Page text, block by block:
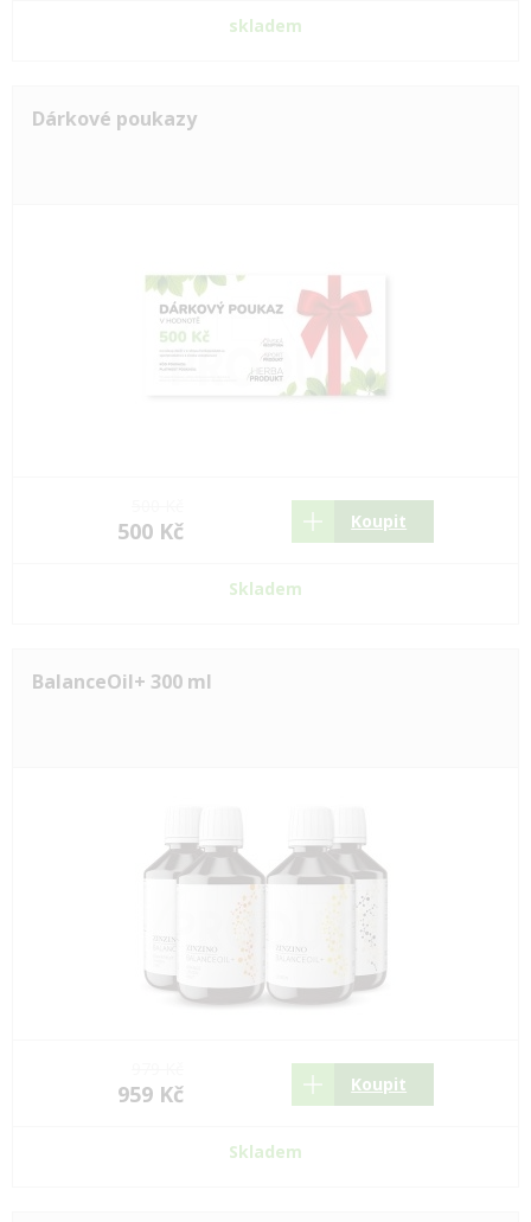
skladem
Dárkové poukazy
500 Kč Koupit
Skladem
BalanceOil+ 300 ml
959 Kč Koupit
Skladem